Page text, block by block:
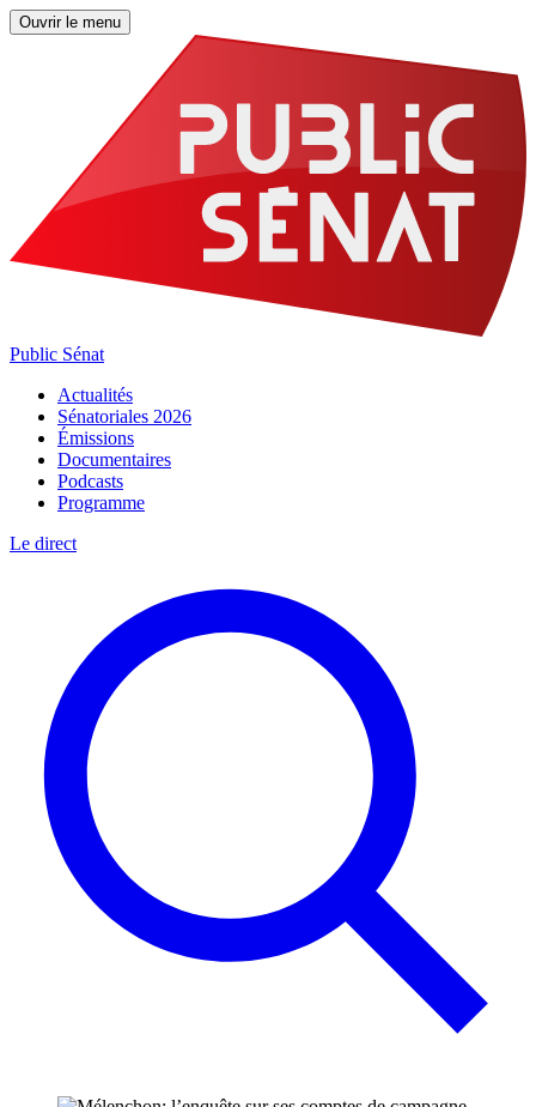
Ouvrir le menu
Public Sénat
Actualités
Sénatoriales 2026
Émissions
Documentaires
Podcasts
Programme
Le direct